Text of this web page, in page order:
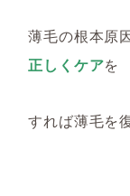
薄毛の根本原
正しくケアを
すれば薄毛を